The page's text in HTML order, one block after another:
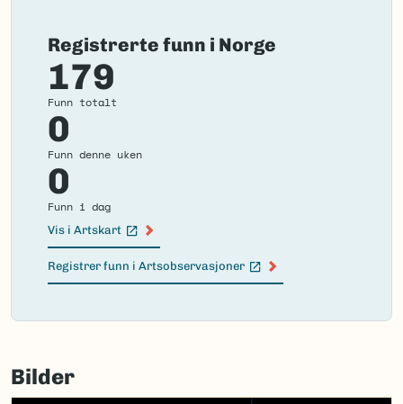
Registrerte funn i Norge
179
Funn totalt
0
Funn denne uken
0
Funn i dag
Vis i Artskart
(Ekstern lenke)
Registrer funn i Artsobservasjoner
(Ekstern lenke)
Failed
load
Bilder